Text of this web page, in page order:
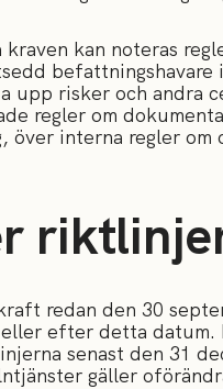
kraven kan noteras
befattningshavare
upp risker och andra
regler om
över interna regler
redan den 30
efter detta datum.
senast den 31
gäller